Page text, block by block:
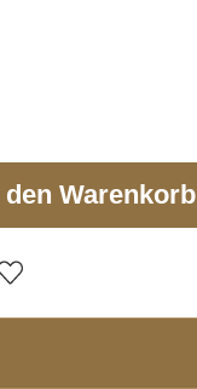
den Warenkorb